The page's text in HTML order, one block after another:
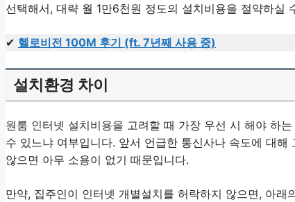
선택해서, 대략 월 1만6천원 정도의 설치비용을 절약하실
✔ 헬로비전 100M 후기 (ft. 7년째 사용 중)
설치환경 차이
원룸 인터넷 설치비용을 고려할 때 가장 우선 시 해야 하
수 있느냐 여부입니다. 앞서 언급한 통신사나 속도에 대해
않으면 아무 소용이 없기 때문입니다.
만약, 집주인이 인터넷 개별설치를 허락하지 않으면, 아래